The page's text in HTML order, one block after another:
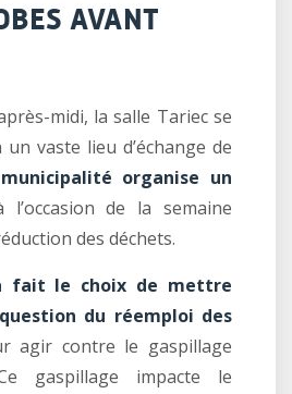
AVANT
midi, la salle Tariec se
vaste lieu d’échange de
organise un
l’occasion de la semaine
des déchets.
fait le choix de mettre
du réemploi des
agir contre le gaspillage
gaspillage impacte le